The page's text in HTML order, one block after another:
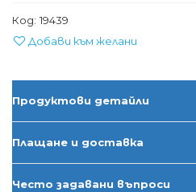
Код: 19439
Добави към желани
Продуктови детайли
Плащане и доставка
Често задавани въпроси